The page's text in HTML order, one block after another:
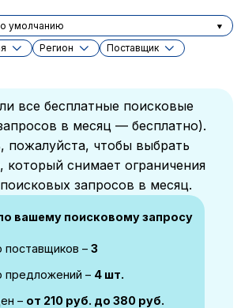
Регион Поставщик
умолчанию
все бесплатные поисковые
в месяц — бесплатно).
пожалуйста, чтобы выбрать
который снимает ограничения
запросов в месяц.
вашему поисковому запросу
поставщиков – 3
предложений – 4 шт.
– от 210 руб. до 380 руб.